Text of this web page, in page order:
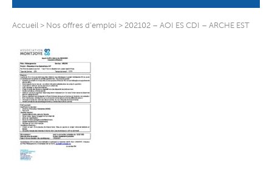
Accueil > Nos offres d’emploi > 202102 – AOI ES CDI – ARCHE EST